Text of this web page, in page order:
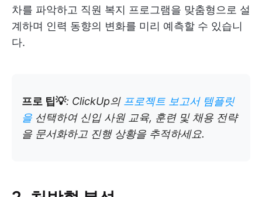
차를 파악하고 직원 복지 프로그램을 맞춤형으로 설
계하며 인력 동향의 변화를 미리 예측할 수 있습니
다.
프로 팁💡: ClickUp의 프로젝트 보고서 템플릿
을 선택하여 신입 사원 교육, 훈련 및 채용 전략
을 문서화하고 진행 상황을 추적하세요.